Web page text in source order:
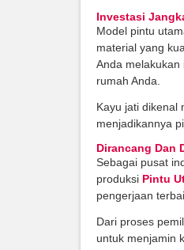
Investasi
Model pintu
material yang
Anda
rumah Anda.
Kayu jati dikenal
menjadikannya
Dirancang Dan
Sebagai pusat
produksi Pintu
pengerjaan
Dari proses
untuk menjamin